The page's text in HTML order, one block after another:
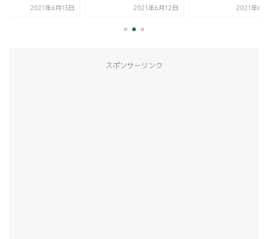
2021年6月13日 2021年6月12日 2021年6
スポンサーリンク